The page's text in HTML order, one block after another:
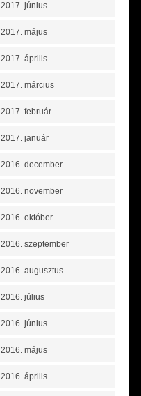
2017. június
2017. május
2017. április
2017. március
2017. február
2017. január
2016. december
2016. november
2016. október
2016. szeptember
2016. augusztus
2016. július
2016. június
2016. május
2016. április